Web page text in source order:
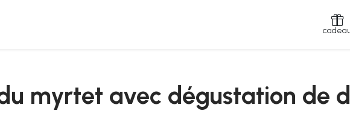
myrtet avec dégustation de